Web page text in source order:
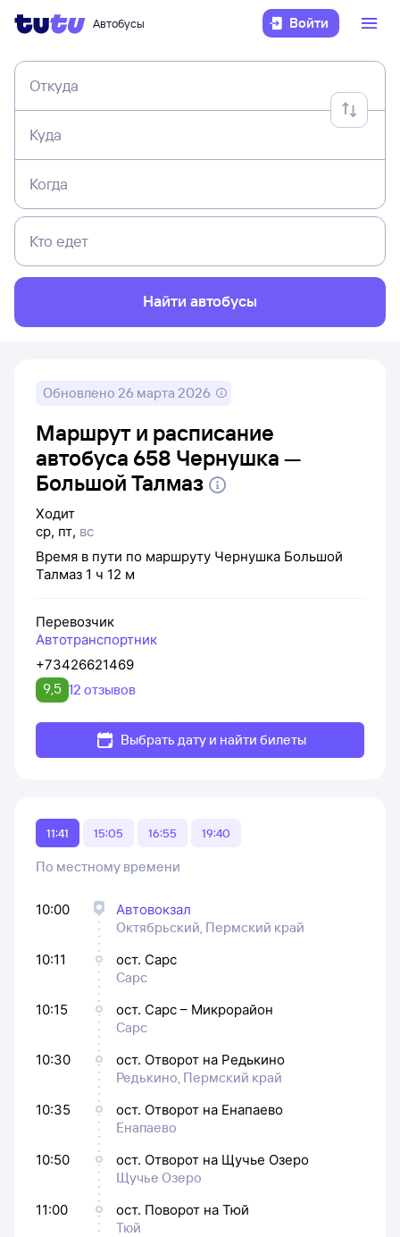
Автобусы Войти
Откуда
Куда
Когда
Кто едет
Найти автобусы
Обновлено 26 марта 2026
Маршрут и расписание
автобуса 658 Чернушка —
Большой Талмаз
Ходит
ср, пт, вс
Время в пути по маршруту Чернушка Большой
Талмаз 1 ч 12 м
Перевозчик
Автотранспортник
+73426621469
9,5 12 отзывов
Выбрать дату и найти билеты
11:41 15:05 16:55 19:40
По местному времени
10:00
Автовокзал
Октябрьский, Пермский край
10:11
ост. Сарс
Сарс
10:15
ост. Сарс – Микрорайон
Сарс
10:30
ост. Отворот на Редькино
Редькино, Пермский край
10:35
ост. Отворот на Енапаево
Енапаево
10:50
ост. Отворот на Щучье Озеро
Щучье Озеро
11:00
ост. Поворот на Тюй
Тюй